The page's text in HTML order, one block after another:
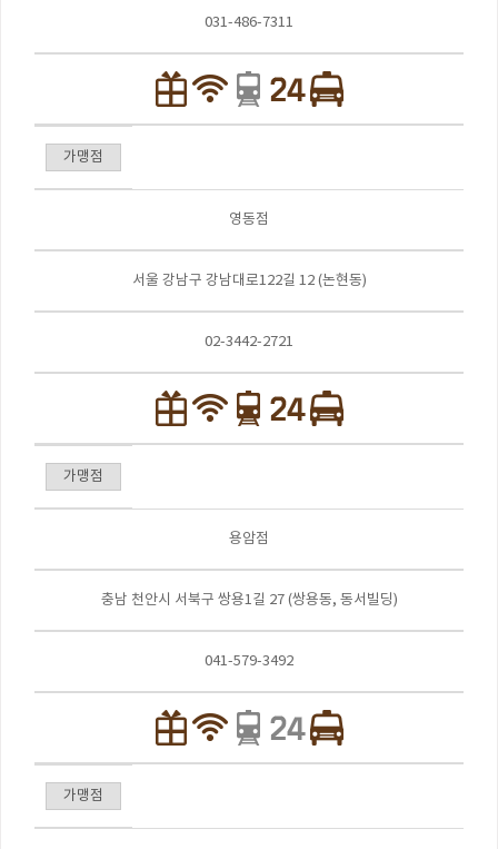
031-486-7311
가맹점
영동점
서울 강남구 강남대로122길 12 (논현동)
02-3442-2721
가맹점
용암점
충남 천안시 서북구 쌍용1길 27 (쌍용동, 동서빌딩)
041-579-3492
가맹점